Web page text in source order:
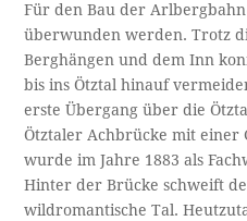
Für den Bau der
überwunden werden. Trotz
Berghängen und dem Inn
bis ins Ötztal hinauf
erste Übergang über die
Ötztaler Achbrücke mit einer
wurde im Jahre 1883 als
Hinter der Brücke schweift
wildromantische Tal.